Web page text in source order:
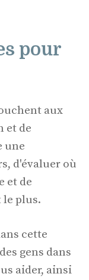
pour
aux
et de
une
d'évaluer où
et de
plus.
cette
gens dans
aider, ainsi